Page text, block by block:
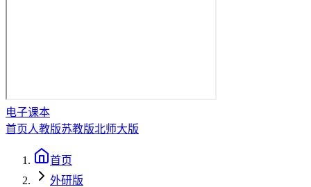
电子课本
首页人教版苏教版北师大版
首页
外研版